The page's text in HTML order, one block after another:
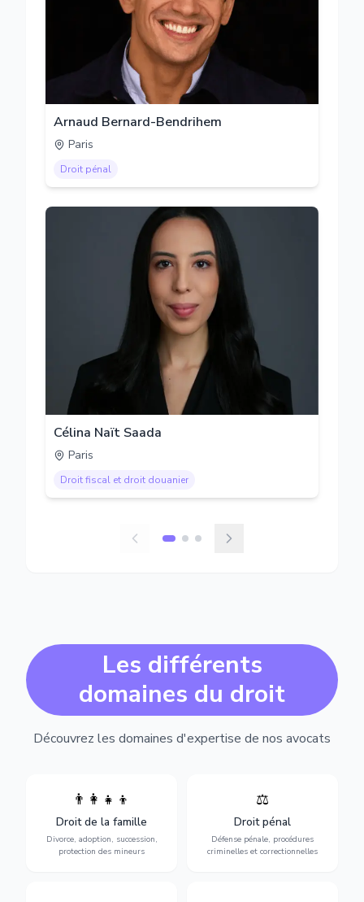
Arnaud Bernard-Bendrihem
Paris
Droit pénal
Célina Naït Saada
Paris
Droit fiscal et droit douanier
Les différents
domaines du droit
Découvrez les domaines d'expertise de nos avocats
👨‍👩‍👧‍👦
Droit de la famille
Divorce, adoption, succession,
protection des mineurs
Divorce, garde d'enfants,
adoption, succession et
protection des personnes
vulnérables.
⚖️
Droit pénal
Défense pénale, procédures
criminelles et correctionnelles
Expertise en matière pénale,
vue jusqu'au procès, pour
toute affaire correctionnelle
ou criminelle.